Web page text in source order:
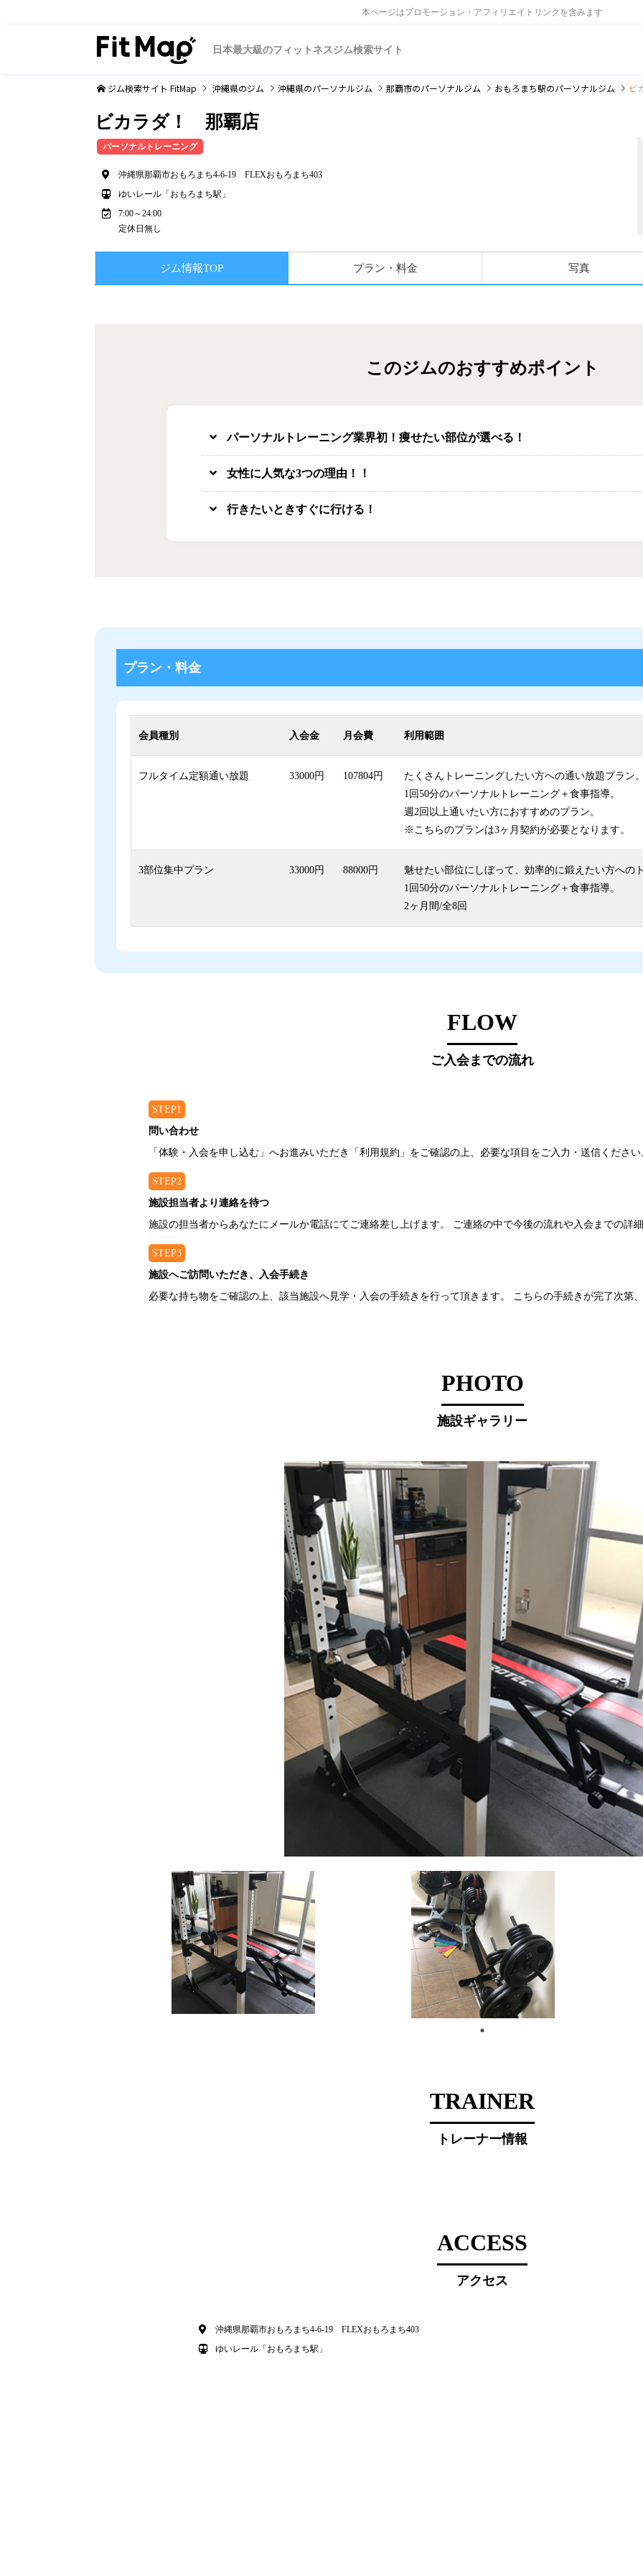
本ページはプロモーション・アフィリエイトリンクを含みます
日本最大級のフィットネスジム検索サイト
ジム検索サイト FitMap 沖縄県のジム 沖縄県のパーソナルジム 那覇市のパーソナルジム おもろまち駅のパーソナルジム ビ
ビカラダ！ 那覇店
パーソナルトレーニング
沖縄県那覇市おもろまち4-6-19 FLEXおもろまち403
ゆいレール「おもろまち駅」
7:00～24:00
定休日無し
ジム情報TOP プラン・料金 写真
このジムのおすすめポイント
パーソナルトレーニング業界初！痩せたい部位が選べる！
女性に人気な3つの理由！！
行きたいときすぐに行ける！
プラン・料金
会員種別 入会金 月会費 利用範囲
フルタイム定額通い放題 33000円 107804円
たくさんトレーニングしたい方への通い放題プラン。
1回50分のパーソナルトレーニング＋食事指導。
週2回以上通いたい方におすすめのプラン。
※こちらのプランは3ヶ月契約が必要となります。
3部位集中プラン 33000円 88000円
魅せたい部位にしぼって、効率的に鍛えたい方への
1回50分のパーソナルトレーニング＋食事指導。
2ヶ月間/全8回
FLOW
ご入会までの流れ
STEP1
問い合わせ
「体験・入会を申し込む」へお進みいただき「利用規約」をご確認の上、必要な項目をご入力・送信くださ
STEP2
施設担当者より連絡を待つ
施設の担当者からあなたにメールか電話にてご連絡差し上げます。 ご連絡の中で今後の流れや入会までの詳
STEP3
施設へご訪問いただき、入会手続き
必要な持ち物をご確認の上、該当施設へ見学・入会の手続きを行って頂きます。 こちらの手続きが完了次第
PHOTO
施設ギャラリー
TRAINER
トレーナー情報
ACCESS
アクセス
沖縄県那覇市おもろまち4-6-19 FLEXおもろまち403
ゆいレール「おもろまち駅」